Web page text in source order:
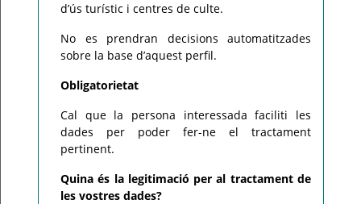
d’ús turístic i centres de culte.
No es prendran decisions automatitzades
sobre la base d’aquest perfil.
Obligatorietat
Cal que la persona interessada faciliti les
dades per poder fer-ne el tractament
pertinent.
Quina és la legitimació per al tractament de
les vostres dades?